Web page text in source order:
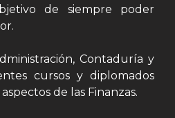
de siempre poder
Contaduría y
cursos y diplomados
de las Finanzas.